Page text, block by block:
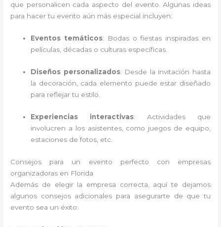
que personalicen cada aspecto del evento. Algunas ideas
para hacer tu evento aún más especial incluyen:
Eventos temáticos: Bodas o fiestas inspiradas en
películas, décadas o culturas específicas.
Diseños personalizados: Desde la invitación hasta
la decoración, cada elemento puede estar diseñado
para reflejar tu estilo.
Experiencias interactivas: Actividades que
involucren a los asistentes, como juegos de equipo,
estaciones de fotos, etc.
Consejos para un evento perfecto con empresas
organizadoras en Florida
Además de elegir la empresa correcta, aquí te dejamos
algunos consejos adicionales para asegurarte de que tu
evento sea un éxito: